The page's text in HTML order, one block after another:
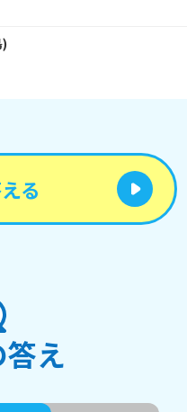
)
る
え